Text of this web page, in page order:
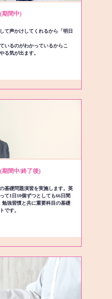
期間中)
て声かけしてくれるから「明日
いるのがわかっているからこ
る気が出ます。
期間中/終了後)
基礎問題演習を実施します。英
て1日10個ずつとしても66日間
勉強習慣と共に重要科目の基礎
です。